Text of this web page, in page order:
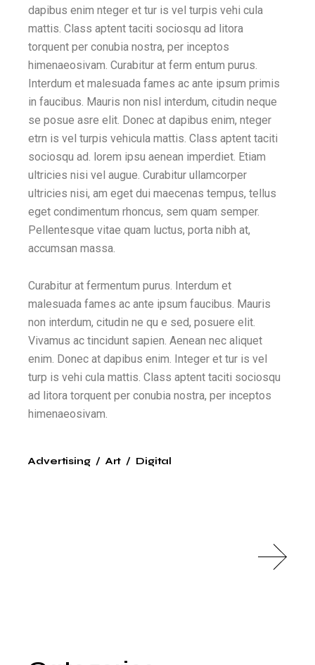
dapibus enim nteger et tur is vel turpis vehi cula
mattis. Class aptent taciti sociosqu ad litora
torquent per conubia nostra, per inceptos
himenaeosivam. Curabitur at ferm entum purus.
Interdum et malesuada fames ac ante ipsum primis
in faucibus. Mauris non nisl interdum, citudin neque
se posue asre elit. Donec at dapibus enim, nteger
etrn is vel turpis vehicula mattis. Class aptent taciti
sociosqu ad. lorem ipsu aenean imperdiet. Etiam
ultricies nisi vel augue. Curabitur ullamcorper
ultricies nisi, am eget dui maecenas tempus, tellus
eget condimentum rhoncus, sem quam semper.
Pellentesque vitae quam luctus, porta nibh at,
accumsan massa.
Curabitur at fermentum purus. Interdum et
malesuada fames ac ante ipsum faucibus. Mauris
non interdum, citudin ne qu e sed, posuere elit.
Vivamus ac tincidunt sapien. Aenean nec aliquet
enim. Donec at dapibus enim. Integer et tur is vel
turp is vehi cula mattis. Class aptent taciti sociosqu
ad litora torquent per conubia nostra, per inceptos
himenaeosivam.
Advertising Art Digital